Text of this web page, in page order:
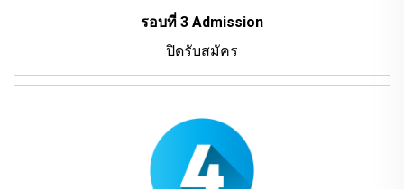
รอบที่ 3 Admission
ปิดรับสมัคร